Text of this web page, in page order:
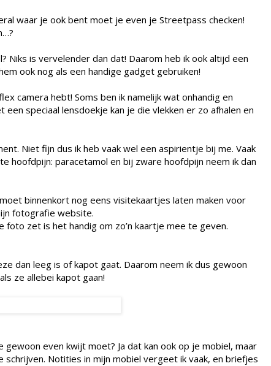
waar je ook bent moet je even je Streetpass checken!
Niks is vervelender dan dat! Daarom heb ik ook altijd een
ook nog als een handige gadget gebruiken!
camera hebt! Soms ben ik namelijk wat onhandig en
speciaal lensdoekje kan je die vlekken er zo afhalen en
Niet fijn dus ik heb vaak wel een aspirientje bij me. Vaak
hoofdpijn: paracetamol en bij zware hoofdpijn neem ik dan
binnenkort nog eens visitekaartjes laten maken voor
fotografie website.
foto zet is het handig om zo’n kaartje mee te geven.
dan leeg is of kapot gaat. Daarom neem ik dus gewoon
ze allebei kapot gaan!
even kwijt moet? Ja dat kan ook op je mobiel, maar
Notities in mijn mobiel vergeet ik vaak, en briefjes